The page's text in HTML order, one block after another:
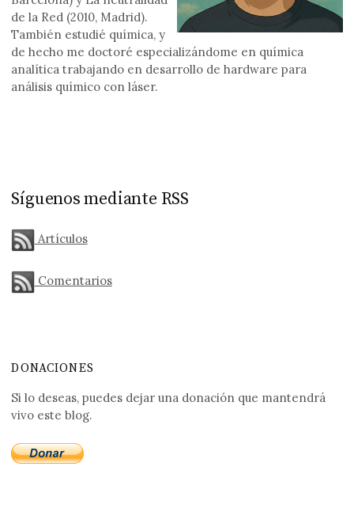
de la Red (2010, Madrid).
También estudié química, y
de hecho me doctoré especializándome en química
analítica trabajando en desarrollo de hardware para
análisis químico con láser.
Síguenos mediante RSS
Artículos
Comentarios
DONACIONES
Si lo deseas, puedes dejar una donación que mantendrá
vivo este blog.